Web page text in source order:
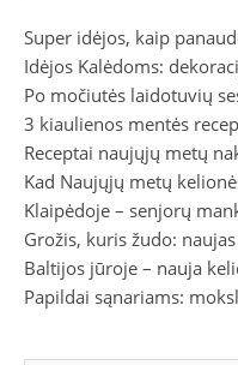
Super idėjos, kaip
Idėjos Kalėdoms:
Po močiutės laidotuvių
3 kiaulienos mentės
Receptai naujųjų metų
Kad Naujųjų metų
Klaipėdoje – senjorų
Grožis, kuris žudo:
Baltijos jūroje – nauja
Papildai sąnariams: